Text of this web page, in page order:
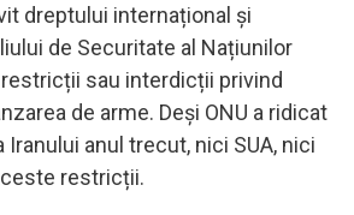
dreptului internațional și
de Securitate al Națiunilor
restricții sau interdicții privind
de arme. Deși ONU a ridicat
anul trecut, nici SUA, nici
restricții.